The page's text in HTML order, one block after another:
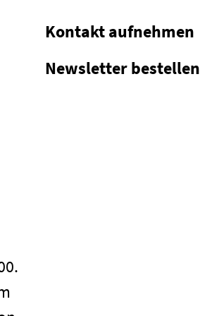
Kontakt aufnehmen
Newsletter bestellen